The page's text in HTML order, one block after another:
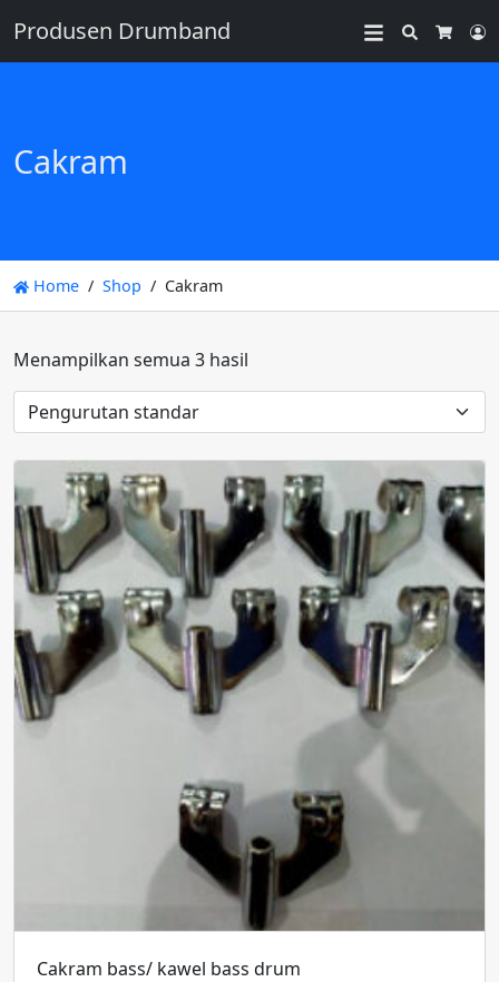
Produsen Drumband
Search
Cakram
Home Shop Cakram
Menampilkan semua 3 hasil
Cakram bass/ kawel bass drum